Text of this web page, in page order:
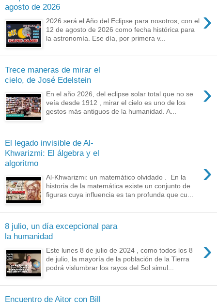
agosto de 2026
›
2026 será el Año del Eclipse para nosotros, con el
12 de agosto de 2026 como fecha histórica para
la astronomía. Ese día, por primera v...
Trece maneras de mirar el
cielo, de José Edelstein
›
En el año 2026, del eclipse solar total que no se
veía desde 1912 , mirar el cielo es uno de los
gestos más antiguos de la humanidad. A...
El legado invisible de Al-
Khwarizmi: El álgebra y el
algoritmo
›
Al-Khwarizmi: un matemático olvidado . En la
historia de la matemática existe un conjunto de
figuras cuya influencia es tan profunda que cu...
8 julio, un día excepcional para
la humanidad
›
Este lunes 8 de julio de 2024 , como todos los 8
de julio, la mayoría de la población de la Tierra
podrá vislumbrar los rayos del Sol simul...
Encuentro de Aitor con Bill